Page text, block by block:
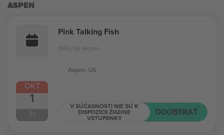
ASPEN
OKT
1
ŠT
Pink Talking Fish
Belly Up Aspen
Aspen, US
V SÚČASNOSTI NIE SÚ K
DISPOZÍCII ŽIADNE
VSTUPENKY
ODOBERAŤ